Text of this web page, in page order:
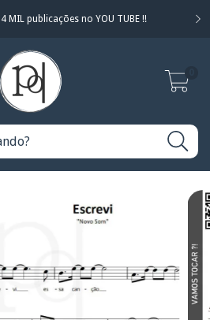
MIL publicações no YOU TUBE !!